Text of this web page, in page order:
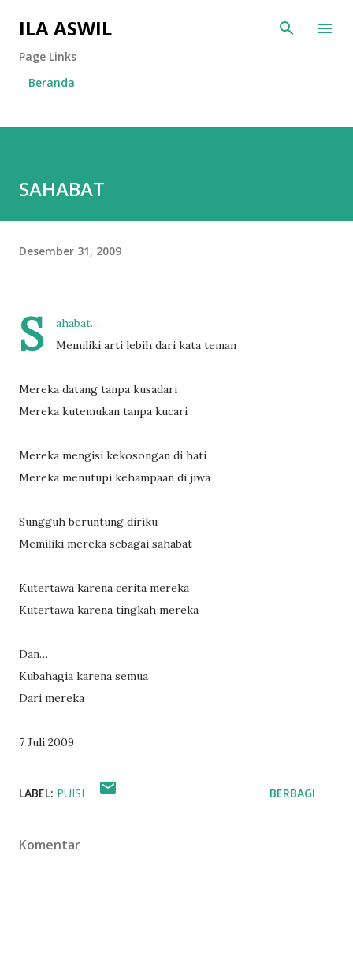
Langsung ke konten utama
ILA ASWIL
Page Links
Beranda
SAHABAT
Desember 31, 2009
S
ahabat…
Memiliki arti lebih dari kata teman
Mereka datang tanpa kusadari
Mereka kutemukan tanpa kucari
Mereka mengisi kekosongan di hati
Mereka menutupi kehampaan di jiwa
Sungguh beruntung diriku
Memiliki mereka sebagai sahabat
Kutertawa karena cerita mereka
Kutertawa karena tingkah mereka
Dan…
Kubahagia karena semua
Dari mereka
7 Juli 2009
LABEL: PUISI BERBAGI
Komentar